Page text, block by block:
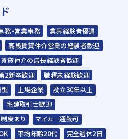
では3～4週間を予定。
応じます。現在、在職中
応募ください。
いたします。
務・営業事務
業界経験者優遇
高級賃貸仲介営業の経験者歓迎
賃貸仲介の店長経験者歓迎
2新卒歓迎
職種未経験歓迎
型 上場企業
設立30年以上
宅建取引士歓迎
度あり
マイカー通勤可
平均年齢20代
完全週休2日